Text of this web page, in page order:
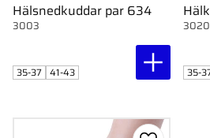
Hälsnedkuddar par 634
3003
35-37 41-43
3020
35-